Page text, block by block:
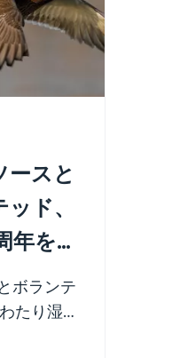
スと
ド、
を祝
ボランテ
たり湿地